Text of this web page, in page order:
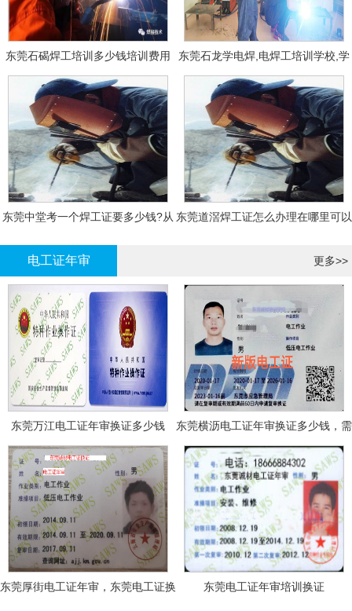
东莞石碣焊工培训多少钱培训费用
东莞石龙学电焊,电焊工培训学校,学
费多少钱?
东莞中堂考一个焊工证要多少钱?从 东莞道滘焊工证怎么办理在哪里可以
电工证年审 更多>>
东莞万江电工证年审换证多少钱
东莞横沥电工证年审换证多少钱，需
要什么资料
东莞厚街电工证年审，东莞电工证换
东莞电工证年审培训换证